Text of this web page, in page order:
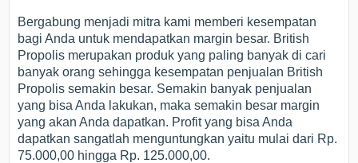
Bergabung menjadi mitra kami memberi kesempatan
bagi Anda untuk mendapatkan margin besar. British
Propolis merupakan produk yang paling banyak di cari
banyak orang sehingga kesempatan penjualan British
Propolis semakin besar. Semakin banyak penjualan
yang bisa Anda lakukan, maka semakin besar margin
yang akan Anda dapatkan. Profit yang bisa Anda
dapatkan sangatlah menguntungkan yaitu mulai dari Rp.
75.000,00 hingga Rp. 125.000,00.